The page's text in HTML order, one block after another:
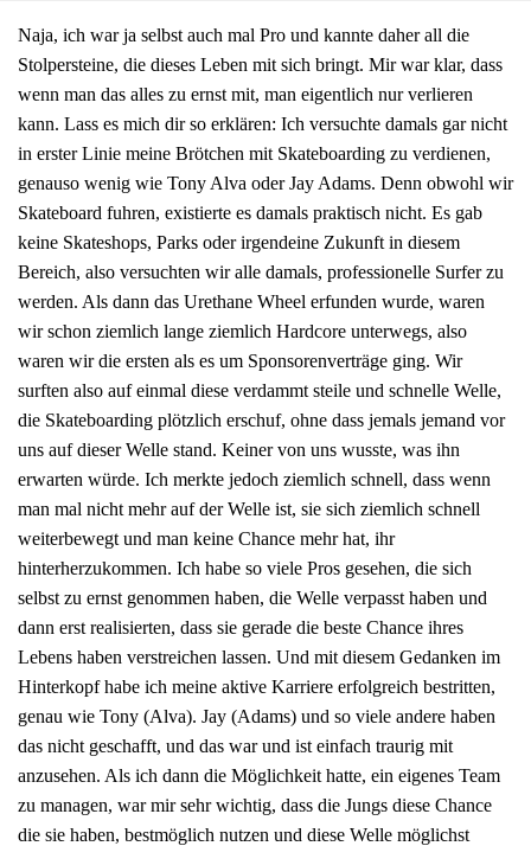
Naja, ich war ja selbst auch mal Pro und kannte daher all die
Stolpersteine, die dieses Leben mit sich bringt. Mir war klar, dass
wenn man das alles zu ernst mit, man eigentlich nur verlieren
kann. Lass es mich dir so erklären: Ich versuchte damals gar nicht
in erster Linie meine Brötchen mit Skateboarding zu verdienen,
genauso wenig wie Tony Alva oder Jay Adams. Denn obwohl wir
Skateboard fuhren, existierte es damals praktisch nicht. Es gab
keine Skateshops, Parks oder irgendeine Zukunft in diesem
Bereich, also versuchten wir alle damals, professionelle Surfer zu
werden. Als dann das Urethane Wheel erfunden wurde, waren
wir schon ziemlich lange ziemlich Hardcore unterwegs, also
waren wir die ersten als es um Sponsorenverträge ging. Wir
surften also auf einmal diese verdammt steile und schnelle Welle,
die Skateboarding plötzlich erschuf, ohne dass jemals jemand vor
uns auf dieser Welle stand. Keiner von uns wusste, was ihn
erwarten würde. Ich merkte jedoch ziemlich schnell, dass wenn
man mal nicht mehr auf der Welle ist, sie sich ziemlich schnell
weiterbewegt und man keine Chance mehr hat, ihr
hinterherzukommen. Ich habe so viele Pros gesehen, die sich
selbst zu ernst genommen haben, die Welle verpasst haben und
dann erst realisierten, dass sie gerade die beste Chance ihres
Lebens haben verstreichen lassen. Und mit diesem Gedanken im
Hinterkopf habe ich meine aktive Karriere erfolgreich bestritten,
genau wie Tony (Alva). Jay (Adams) und so viele andere haben
das nicht geschafft, und das war und ist einfach traurig mit
anzusehen. Als ich dann die Möglichkeit hatte, ein eigenes Team
zu managen, war mir sehr wichtig, dass die Jungs diese Chance
die sie haben, bestmöglich nutzen und diese Welle möglichst